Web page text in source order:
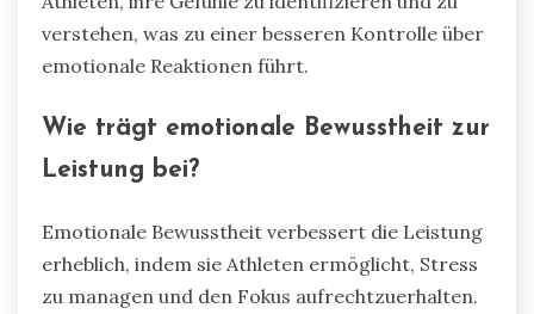
verstehen, was zu einer besseren Kontrolle über
emotionale Reaktionen führt.
Wie trägt emotionale Bewusstheit zur
Leistung bei?
Emotionale Bewusstheit verbessert die Leistung
erheblich, indem sie Athleten ermöglicht, Stress
zu managen und den Fokus aufrechtzuerhalten.